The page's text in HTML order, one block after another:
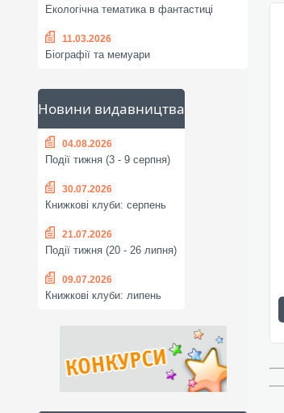
Екологічна тематика в фантастиці
11.03.2026
Біографії та мемуари
Новини видавництва
04.08.2026
Події тижня (3 - 9 серпня)
30.07.2026
Книжкові клуби: серпень
21.07.2026
Події тижня (20 - 26 липня)
09.07.2026
Книжкові клуби: липень